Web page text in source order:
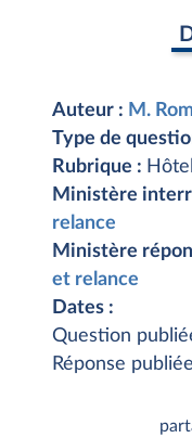
Auteur : M.
Type de
Rubrique :
Ministère
relance
Ministère
et relance
Dates :
Question
Réponse